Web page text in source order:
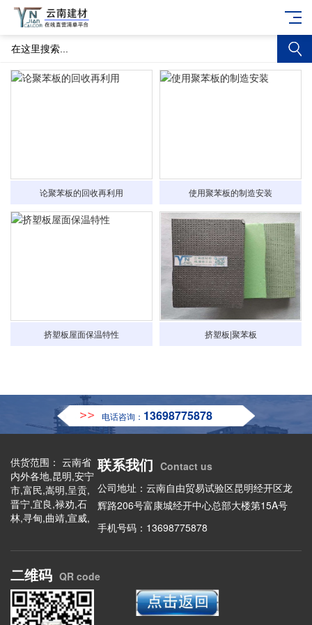
论聚苯板的回收再利用 使用聚苯板的制造安装
挤塑板屋面保温特性 挤塑板|聚苯板
电话咨询： 13698775878
供货范围： 云南省
内外各地,昆明,安宁
市,富民,嵩明,呈贡,
晋宁,宜良,禄劝,石
林,寻甸,曲靖,宣威,
江,易门,通海,江川,
元江,新平,峨山,保
山,施甸,昌宁,龙陵,
腾冲,昭通,昭阳,永
联系我们 Contact us
公司地址：云南自由贸易试验区昆明经开区龙
辉路206号富康城经开中心总部大楼第15A号
手机号码：13698775878
二维码 QR code